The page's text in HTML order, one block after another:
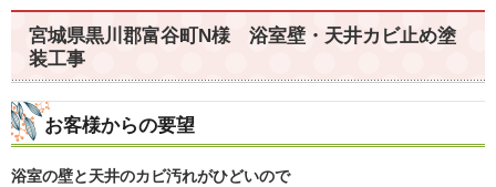
宮城県黒川郡富谷町N様 浴室壁・天井カビ止め塗
装工事
お客様からの要望
浴室の壁と天井のカビ汚れがひどいので